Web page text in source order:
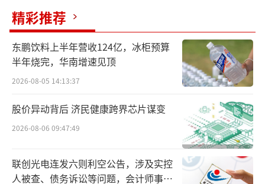
或许，有着美食界“喷射战士”之称的华
莱士遇到了对手。
网红酸奶Blueglass的前世今生
天眼查APP显示，Blueglass创立于2012
年，中文名为阿秋拉尕，隶属于北京悦活餐饮
管理有限公司（以下简称“北京悦活餐
饮”），创始人谷勇——同样担任北京悦活餐饮
法定代表人。
精彩推荐
东鹏饮料上半年营收124亿，冰柜预算
半年烧完，华南增速见顶
2026-08-05 14:13:37
股价异动背后 济民健康跨界芯片谋变
2026-08-06 09:47:49
联创光电连发六则利空公告，涉及实控
人被查、债务诉讼等问题，会计师事务